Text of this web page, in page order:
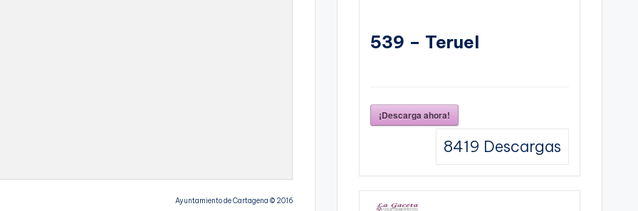
Ayuntamiento de Cartagena © 2016
539 – Teruel
¡Descarga ahora!
8419 Descargas